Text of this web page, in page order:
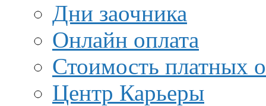
Дни заочника
Онлайн оплата
Стоимость платных
Центр Карьеры